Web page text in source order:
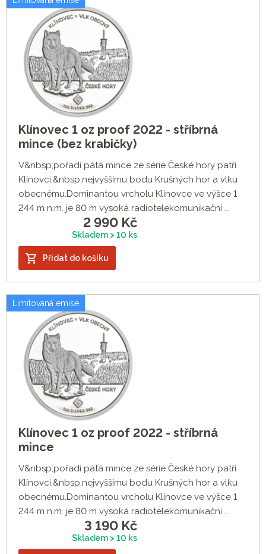
Klínovec 1 oz proof 2022 - stříbrná
mince (bez krabičky)
V&nbsp;pořadí pátá mince ze série České hory patří
Klínovci,&nbsp;nejvyššímu bodu Krušných hor a vlku
obecnému.Dominantou vrcholu Klínovce ve výšce 1
244 m n.m. je 80 m vysoká radiotelekomunikační ...
2 990 Kč
Skladem > 10 ks
Přidat do košíku
Limitovaná emise
Klínovec 1 oz proof 2022 - stříbrná
mince
V&nbsp;pořadí pátá mince ze série České hory patří
Klínovci,&nbsp;nejvyššímu bodu Krušných hor a vlku
obecnému.Dominantou vrcholu Klínovce ve výšce 1
244 m n.m. je 80 m vysoká radiotelekomunikační ...
3 190 Kč
Skladem > 10 ks